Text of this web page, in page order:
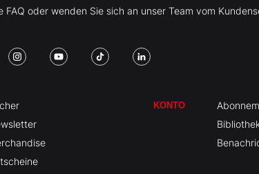
FAQ oder wenden Sie sich an unser Team vom
KONTO